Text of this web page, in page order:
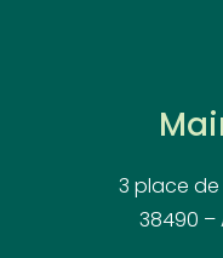
3 place de
38490 –